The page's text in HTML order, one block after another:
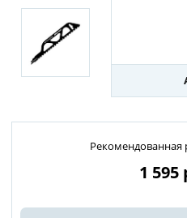
Рекомендованная
1 595